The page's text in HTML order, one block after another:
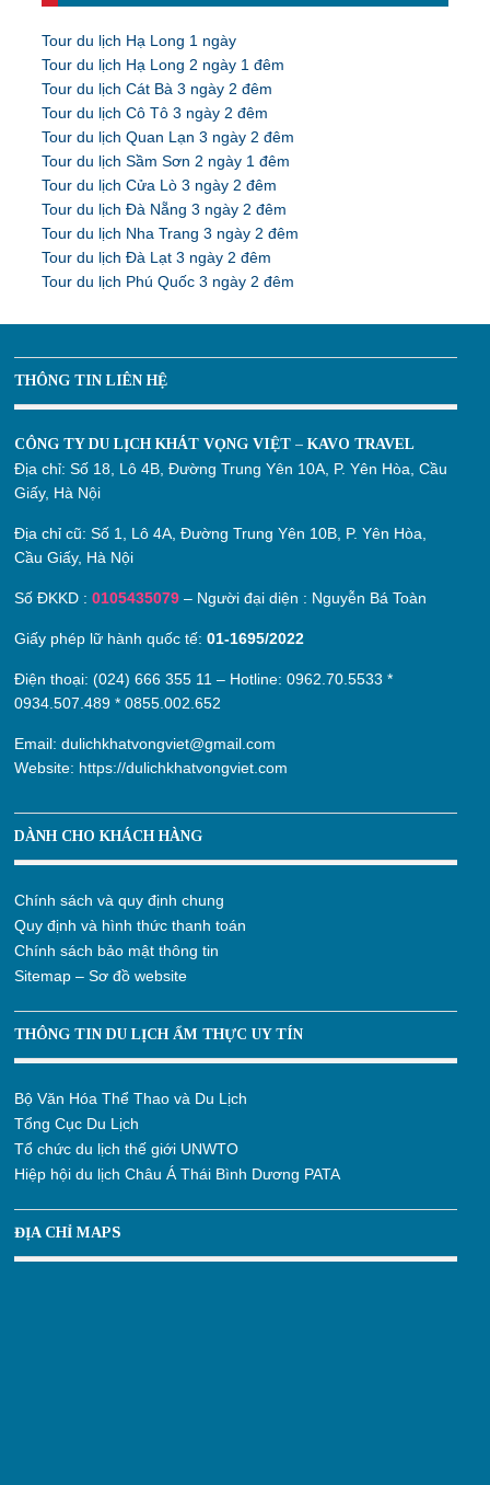
Tour du lịch Hạ Long 1 ngày
Tour du lịch Hạ Long 2 ngày 1 đêm
Tour du lịch Cát Bà 3 ngày 2 đêm
Tour du lịch Cô Tô 3 ngày 2 đêm
Tour du lịch Quan Lạn 3 ngày 2 đêm
Tour du lịch Sầm Sơn 2 ngày 1 đêm
Tour du lịch Cửa Lò 3 ngày 2 đêm
Tour du lịch Đà Nẵng 3 ngày 2 đêm
Tour du lịch Nha Trang 3 ngày 2 đêm
Tour du lịch Đà Lạt 3 ngày 2 đêm
Tour du lịch Phú Quốc 3 ngày 2 đêm
THÔNG TIN LIÊN HỆ
CÔNG TY DU LỊCH KHÁT VỌNG VIỆT – KAVO TRAVEL
Địa chỉ:Số 18, Lô 4B, Đường Trung Yên 10A, P. Yên Hòa, Cầu
Giấy, Hà Nội
Địa chỉ cũ:Số 1, Lô 4A, Đường Trung Yên 10B, P. Yên Hòa,
Cầu Giấy, Hà Nội
Số ĐKKD :0105435079 – Người đại diện : Nguyễn Bá Toàn
Giấy phép lữ hành quốc tế:01-1695/2022
Điện thoại: (024) 666 355 11 – Hotline:0962.70.5533 *
0934.507.489 *0855.002.652
Email:dulichkhatvongviet@gmail.com
Website: https://dulichkhatvongviet.com
DÀNH CHO KHÁCH HÀNG
Chính sách và quy định chung
Quy định và hình thức thanh toán
Chính sách bảo mật thông tin
Sitemap – Sơ đồ website
THÔNG TIN DU LỊCH ẨM THỰC UY TÍN
Bộ Văn Hóa Thể Thao và Du Lịch
Tổng Cục Du Lịch
Tổ chức du lịch thế giới UNWTO
Hiệp hội du lịch Châu Á Thái Bình Dương PATA
ĐỊA CHỈ MAPS